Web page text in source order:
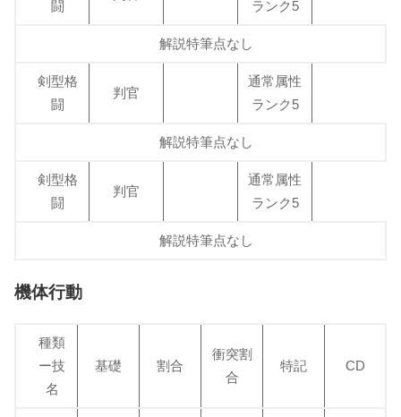
闘
ランク5
解説特筆点なし
剣型格
闘
判官
通常属性
ランク5
解説特筆点なし
剣型格
闘
判官
通常属性
ランク5
解説特筆点なし
機体行動
種類
ー技
名
基礎 割合
衝突割
合
特記 CD